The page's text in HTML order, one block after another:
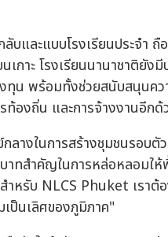
บและแบบโรงเรียนประจำ
กาะ โรงเรียนนานาชาติยั
ทุน พร้อมทั้งช่วยสนับสนุนค
ท้องถิ่น และการจ้างงานอีกด้
างในการสร้างชุมชนรอบตั
าทสำคัญในการหล่อหลอมใ
ำหรับ NLCS Phuket เรา
ป็นเลิศของภูมิภาค"